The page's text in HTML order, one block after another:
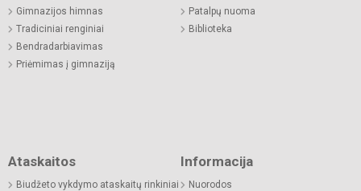
Gimnazijos himnas
Tradiciniai renginiai
Bendradarbiavimas
Priėmimas į gimnaziją
Patalpų nuoma
Biblioteka
Ataskaitos
Biudžeto vykdymo ataskaitų rinkiniai
Informacija
Nuorodos